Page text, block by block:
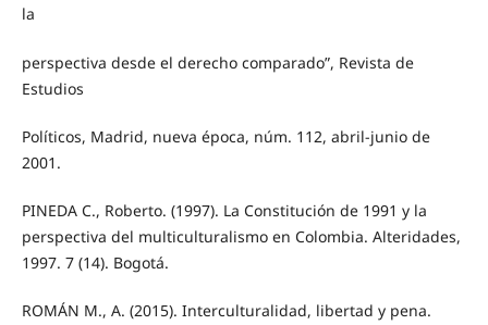
la
perspectiva desde el derecho comparado”, Revista de
Estudios
Políticos, Madrid, nueva época, núm. 112, abril-junio de
2001.
PINEDA C., Roberto. (1997). La Constitución de 1991 y la
perspectiva del multiculturalismo en Colombia. Alteridades,
1997. 7 (14). Bogotá.
ROMÁN M., A. (2015). Interculturalidad, libertad y pena.